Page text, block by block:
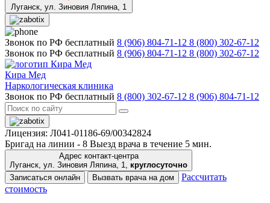
Луганск, ул. Зиновия Ляпина, 1
Звонок по РФ бесплатный 8 (906) 804-71-12 8 (800) 302-67-12
Звонок по РФ бесплатный 8 (906) 804-71-12 8 (800) 302-67-12
Кира Мед
Наркологическая клиника
Звонок по РФ бесплатный 8 (800) 302-67-12 8 (906) 804-71-12
Лицензия: Л041-01186-69/00342824
Бригад на линии - 8 Выезд врача в течение 5 мин.
Адрес контакт-центра
Луганск, ул. Зиновия Ляпина, 1, круглосуточно
Записаться онлайн
Вызвать врача на дом
Рассчитать
стоимость